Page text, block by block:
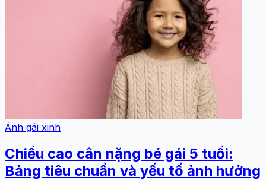
Ảnh gái xinh
Chiều cao cân nặng bé gái 5 tuổi:
Bảng tiêu chuẩn và yếu tố ảnh hưởng